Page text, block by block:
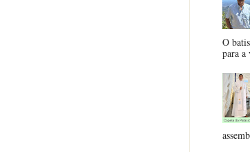
O
para a